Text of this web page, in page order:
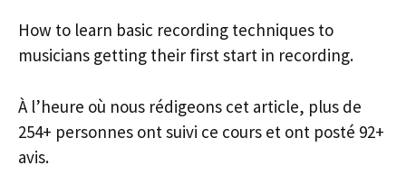
How to learn basic recording techniques to
musicians getting their first start in recording.
À l’heure où nous rédigeons cet article, plus de
254+ personnes ont suivi ce cours et ont posté 92+
avis.